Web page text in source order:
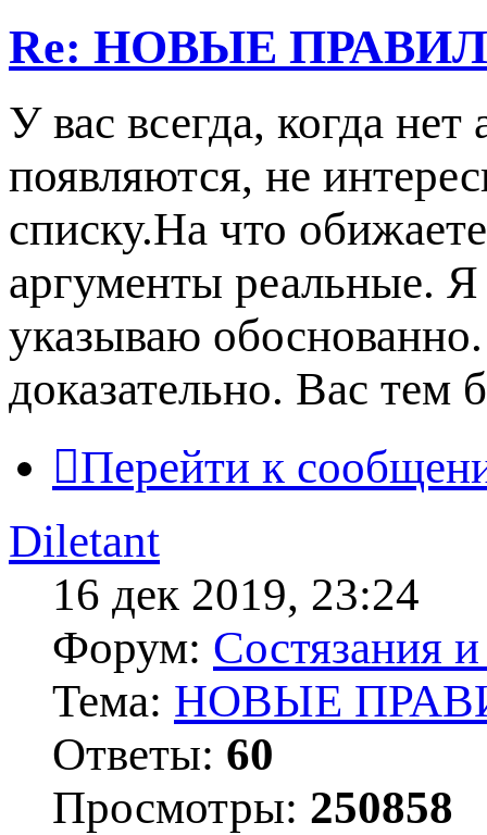
Re: НОВЫЕ
У вас всегда, когда
появляются, не
списку.На что
аргументы реальные. Я
указываю
доказательно. Вас тем
Перейти к
Diletant
16 дек 2019, 23:24
Форум: Состязания
Тема: НОВЫЕ
Ответы: 60
Просмотры: 250858